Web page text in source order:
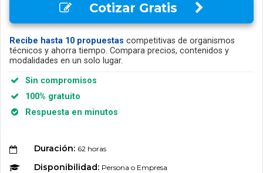
Cotizar Gratis
Recibe hasta 10 propuestas competitivas de organismos
técnicos y ahorra tiempo. Compara precios, contenidos y
modalidades en un solo lugar.
Sin compromisos
100% gratuito
Respuesta en minutos
Duración: 62 horas
Disponibilidad: Persona o Empresa